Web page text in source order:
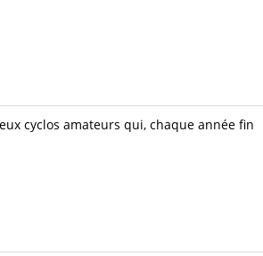
cyclos amateurs qui, chaque année fin